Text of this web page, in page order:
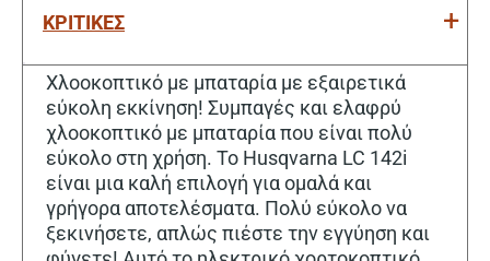
ΚΡΙΤΙΚΕΣ
Χλοοκοπτικό με μπαταρία με εξαιρετικά
εύκολη εκκίνηση! Συμπαγές και ελαφρύ
χλοοκοπτικό με μπαταρία που είναι πολύ
εύκολο στη χρήση. Το Husqvarna LC 142i
είναι μια καλή επιλογή για ομαλά και
γρήγορα αποτελέσματα. Πολύ εύκολο να
ξεκινήσετε, απλώς πιέστε την εγγύηση και